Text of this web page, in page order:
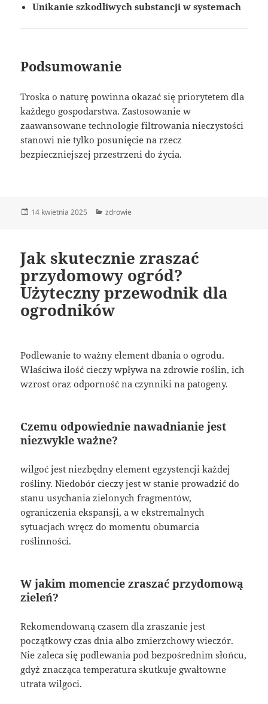
Unikanie szkodliwych substancji w systemach
Podsumowanie
Troska o naturę powinna okazać się priorytetem dla
każdego gospodarstwa. Zastosowanie w
zaawansowane technologie filtrowania nieczystości
stanowi nie tylko posunięcie na rzecz
bezpieczniejszej przestrzeni do życia.
Data
14 kwietnia 2025 Kategorie
zdrowie
Jak skutecznie zraszać
przydomowy ogród?
Użyteczny przewodnik dla
ogrodników
Podlewanie to ważny element dbania o ogrodu.
Właściwa ilość cieczy wpływa na zdrowie roślin, ich
wzrost oraz odporność na czynniki na patogeny.
Czemu odpowiednie nawadnianie jest
niezwykle ważne?
wilgoć jest niezbędny element egzystencji każdej
rośliny. Niedobór cieczy jest w stanie prowadzić do
stanu usychania zielonych fragmentów,
ograniczenia ekspansji, a w ekstremalnych
sytuacjach wręcz do momentu obumarcia
roślinności.
W jakim momencie zraszać przydomową
zieleń?
Rekomendowaną czasem dla zraszanie jest
początkowy czas dnia albo zmierzchowy wieczór.
Nie zaleca się podlewania pod bezpośrednim słońcu,
gdyż znacząca temperatura skutkuje gwałtowne
utrata wilgoci.